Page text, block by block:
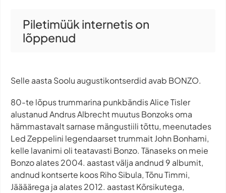
Piletimüük internetis on
lõppenud
Selle aasta Soolu augustikontserdid avab BONZO.
80-te lõpus trummarina punkbändis Alice Tisler
alustanud Andrus Albrecht muutus Bonzoks oma
hämmastavalt sarnase mängustiili tõttu, meenutades
Led Zeppelini legendaarset trummait John Bonhami,
kelle lavanimi oli teatavasti Bonzo. Tänaseks on meie
Bonzo alates 2004. aastast välja andnud 9 albumit,
andnud kontserte koos Riho Sibula, Tõnu Timmi,
Jäääärega ja alates 2012. aastast Kõrsikutega,